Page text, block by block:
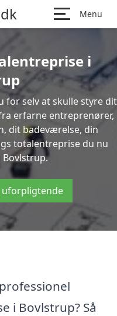
Menu
i
for selv at skulle styre dit
erfarne entreprenører,
dit badeværelse, din
totalentreprise du nu
uforpligtende
i Bovlstrup? Så